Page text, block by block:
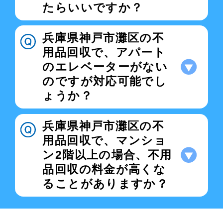
たらいいですか？
兵庫県神戸市灘区の不
用品回収で、アパート
のエレベーターがない
のですが対応可能でし
ょうか？
兵庫県神戸市灘区の不
用品回収で、マンショ
ン2階以上の場合、不用
品回収の料金が高くな
ることがありますか？